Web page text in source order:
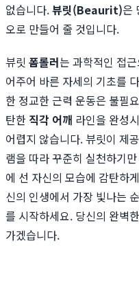
없습니다.뷰릿(Beaurit)은
오로 만들어 줄 것입니다.
뷰릿 폼롤러는 과학적인 접
어주어 바른 자세의 기초를
한 정교한 근력 운동은 불필
탄한 직각 어깨 라인을 완성
어렵지 않습니다. 뷰릿이 제
램을 따라 꾸준히 실천하기
에 선 자신의 모습에 감탄하
신의 인생에서 가장 빛나는
를 시작하세요. 당신의 완벽
가겠습니다.